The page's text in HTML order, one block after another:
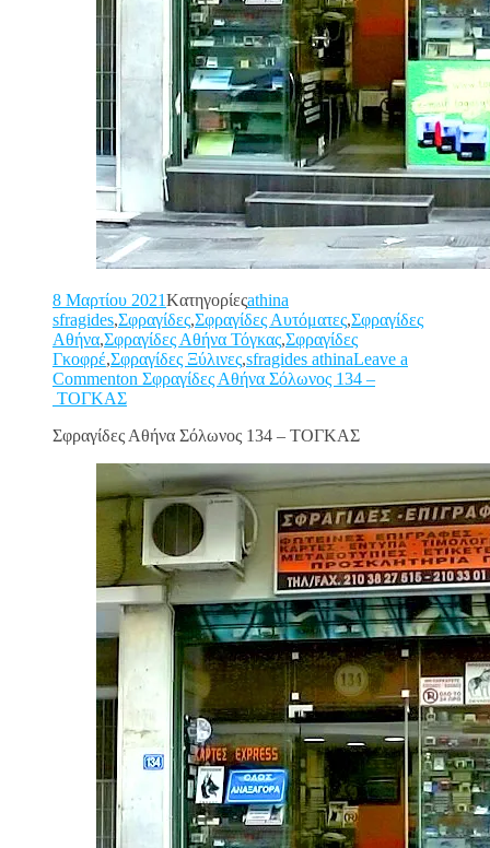
8 Μαρτίου 2021Kατηγορίεςathina
sfragides,Σφραγίδες,Σφραγίδες Αυτόματες,Σφραγίδες
Αθήνα,Σφραγίδες Αθήνα Τόγκας,Σφραγίδες
Γκοφρέ,Σφραγίδες Ξύλινες,sfragides athinaLeave a
Commenton Σφραγίδες Αθήνα Σόλωνος 134 –
ΤΟΓΚΑΣ
Σφραγίδες Αθήνα Σόλωνος 134 – ΤΟΓΚΑΣ